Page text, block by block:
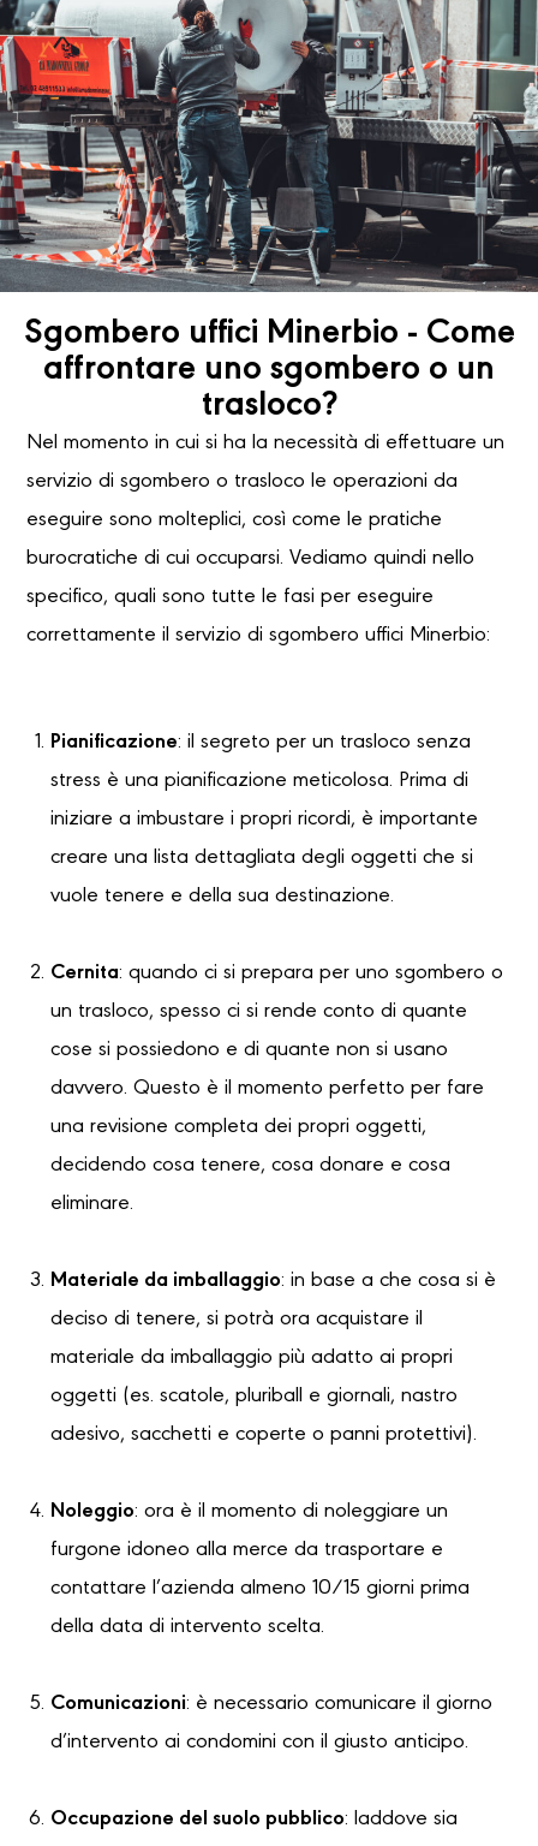
Sgombero uffici Minerbio - Come
affrontare uno sgombero o un
trasloco?
Nel momento in cui si ha la necessità di effettuare un
servizio di sgombero o trasloco le operazioni da
eseguire sono molteplici, così come le pratiche
burocratiche di cui occuparsi. Vediamo quindi nello
specifico, quali sono tutte le fasi per eseguire
correttamente il servizio di sgombero uffici Minerbio:
Pianificazione: il segreto per un trasloco senza
stress è una pianificazione meticolosa. Prima di
iniziare a imbustare i propri ricordi, è importante
creare una lista dettagliata degli oggetti che si
vuole tenere e della sua destinazione.
Cernita: quando ci si prepara per uno sgombero o
un trasloco, spesso ci si rende conto di quante
cose si possiedono e di quante non si usano
davvero. Questo è il momento perfetto per fare
una revisione completa dei propri oggetti,
decidendo cosa tenere, cosa donare e cosa
eliminare.
Materiale da imballaggio: in base a che cosa si è
deciso di tenere, si potrà ora acquistare il
materiale da imballaggio più adatto ai propri
oggetti (es. scatole, pluriball e giornali, nastro
adesivo, sacchetti e coperte o panni protettivi).
Noleggio: ora è il momento di noleggiare un
furgone idoneo alla merce da trasportare e
contattare l’azienda almeno 10/15 giorni prima
della data di intervento scelta.
Comunicazioni: è necessario comunicare il giorno
d’intervento ai condomini con il giusto anticipo.
Occupazione del suolo pubblico: laddove sia